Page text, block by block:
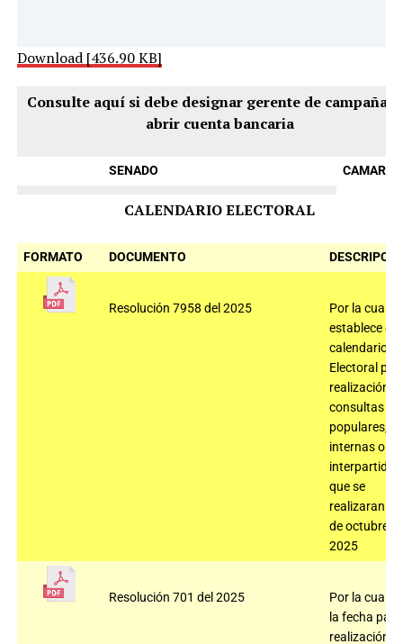
Download [436.90 KB]
Consulte aquí si debe designar gerente de campaña
abrir cuenta bancaria
SENADO CAMARAS
CALENDARIO ELECTORAL
FORMATO DOCUMENTO
Resolución 7958 del 2025
Por la cual se
establece el
calendario
Electoral
realización
consultas
populares,
internas o
que se
realizaran el
de octubre
2025
Resolución 701 del 2025
Por la cual
la fecha
realización